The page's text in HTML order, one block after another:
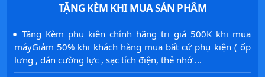
TẶNG KÈM KHI MUA SẢN PHẨM
· Tặng Kèm phụ kiện chính hãng trị giá 500K khi mua
máyGiảm 50% khi khách hàng mua bất cứ phụ kiện ( ốp
lưng , dán cường lực , sạc tích điện, thẻ nhớ ...